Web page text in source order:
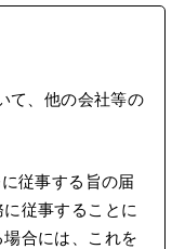
て、他の会社等の
従事する旨の届
従事することに
合には、これを